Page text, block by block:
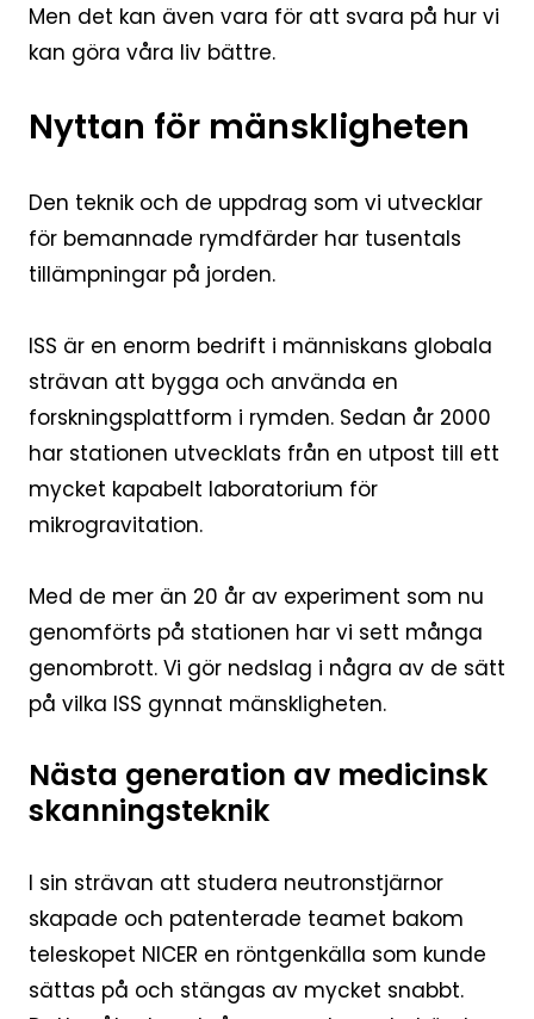
Men det kan även vara för att svara på hur vi
kan göra våra liv bättre.
Nyttan för mänskligheten
Den teknik och de uppdrag som vi utvecklar
för bemannade rymdfärder har tusentals
tillämpningar på jorden.
ISS är en enorm bedrift i människans globala
strävan att bygga och använda en
forskningsplattform i rymden. Sedan år 2000
har stationen utvecklats från en utpost till ett
mycket kapabelt laboratorium för
mikrogravitation.
Med de mer än 20 år av experiment som nu
genomförts på stationen har vi sett många
genombrott. Vi gör nedslag i några av de sätt
på vilka ISS gynnat mänskligheten.
Nästa generation av medicinsk
skanningsteknik
I sin strävan att studera neutronstjärnor
skapade och patenterade teamet bakom
teleskopet NICER en röntgenkälla som kunde
sättas på och stängas av mycket snabbt.